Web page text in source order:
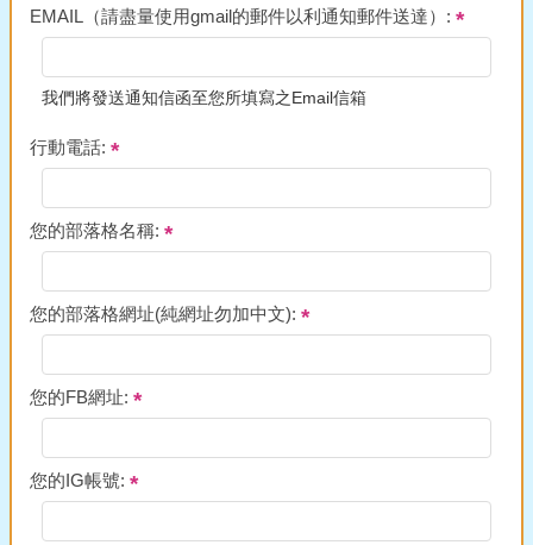
EMAIL（請盡量使用gmail的郵件以利通知郵件送達）:
我們將發送通知信函至您所填寫之Email信箱
行動電話:
您的部落格名稱:
您的部落格網址(純網址勿加中文):
您的FB網址:
您的IG帳號: